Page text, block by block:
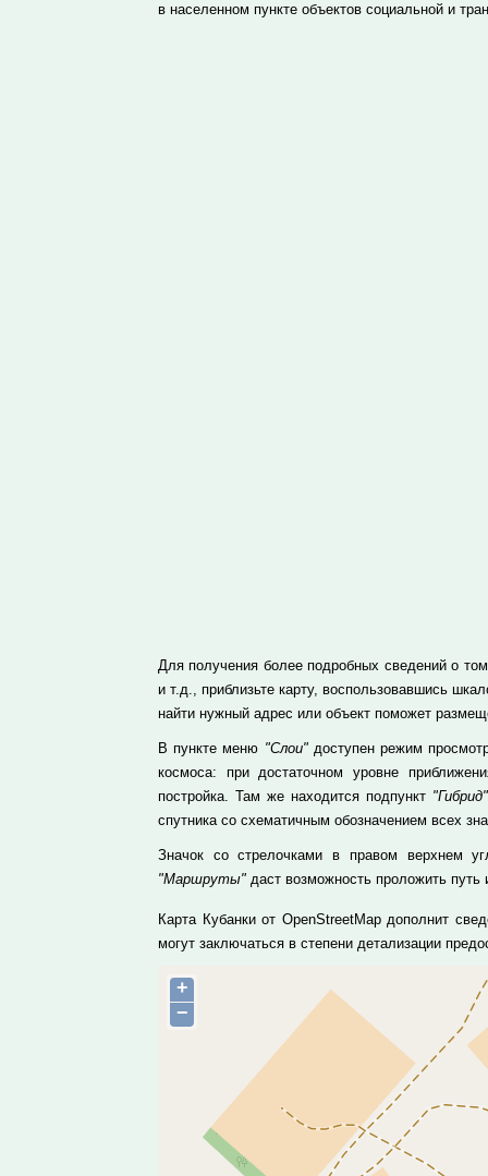
в населенном пункте объектов социальной и
Для получения более подробных сведений о
и т.д., приблизьте карту, воспользовавшись
найти нужный адрес или объект поможет
В пункте меню "Слои"доступен режим
космоса: при достаточном уровне
постройка. Там же находится подпункт "Гибрид"
спутника со схематичным обозначением всех
Значок со стрелочками в правом верхнем
"Маршруты" даст возможность проложить путь
Карта Кубанки от OpenStreetMap дополнит
могут заключаться в степени детализации
+
−